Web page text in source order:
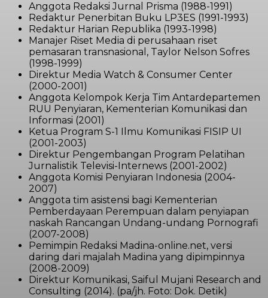
Anggota Redaksi Jurnal Prisma (1988-1991)
Redaktur Penerbitan Buku LP3ES (1991-1993)
Redaktur Harian Republika (1993-1998)
Manajer Riset Media di perusahaan riset
pemasaran transnasional, Taylor Nelson Sofres
(1998-1999)
Direktur Media Watch & Consumer Center
(2000-2001)
Anggota Kelompok Kerja Tim Antardepartemen
RUU Penyiaran, Kementerian Komunikasi dan
Informasi (2001)
Ketua Program S-1 Ilmu Komunikasi FISIP UI
(2001-2003)
Direktur Pengembangan Program Pelatihan
Jurnalistik Televisi-Internews (2001-2002)
Anggota Komisi Penyiaran Indonesia (2004-
2007)
Anggota tim asistensi bagi Kementerian
Pemberdayaan Perempuan dalam penyiapan
naskah Rancangan Undang-undang Pornografi
(2007-2008)
Pemimpin Redaksi Madina-online.net, versi
daring dari majalah Madina yang dipimpinnya
(2008-2009)
Direktur Komunikasi, Saiful Mujani Research and
Consulting (2014). (pa/jh. Foto: Dok. Detik)